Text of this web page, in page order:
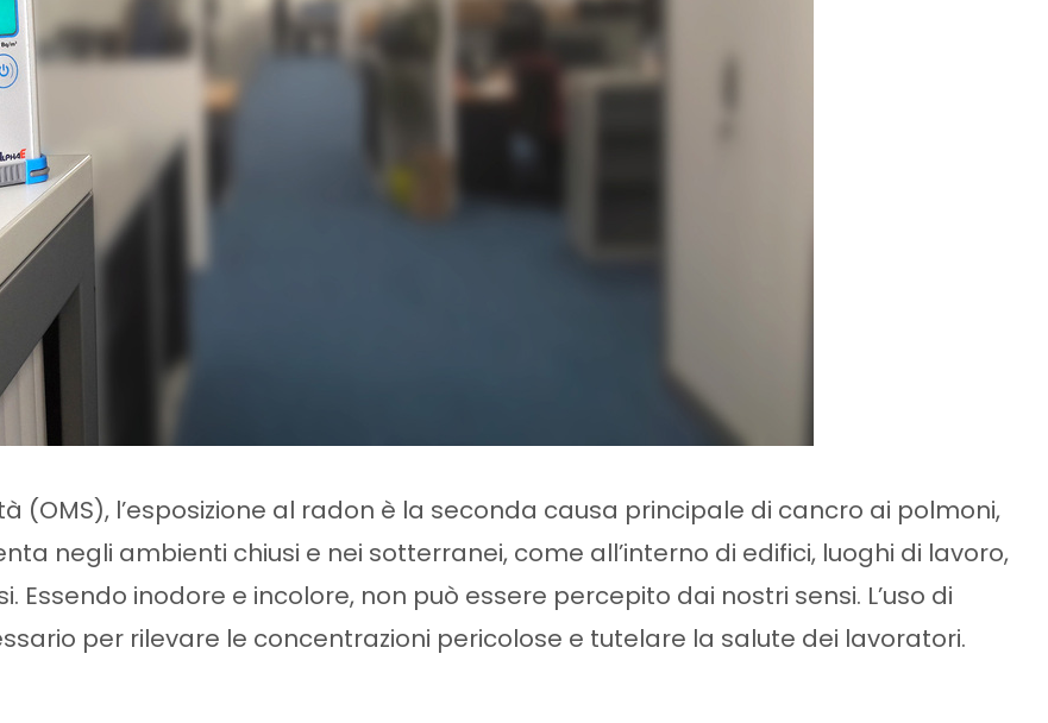
(OMS), l’esposizione al radon è la seconda causa principale di cancro ai polmoni,
negli ambienti chiusi e nei sotterranei, come all’interno di edifici, luoghi di lavoro,
inodore e incolore, non può essere percepito dai nostri sensi. L’uso di
per rilevare le concentrazioni pericolose e tutelare la salute dei lavoratori.